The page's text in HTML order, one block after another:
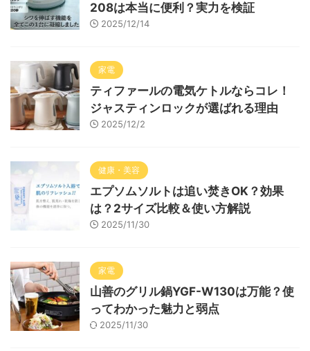
208は本当に便利？実力を検証
2025/12/14
家電
ティファールの電気ケトルならコレ！
ジャスティンロックが選ばれる理由
2025/12/2
健康・美容
エプソムソルトは追い焚きOK？効果
は？2サイズ比較＆使い方解説
2025/11/30
家電
山善のグリル鍋YGF-W130は万能？使
ってわかった魅力と弱点
2025/11/30